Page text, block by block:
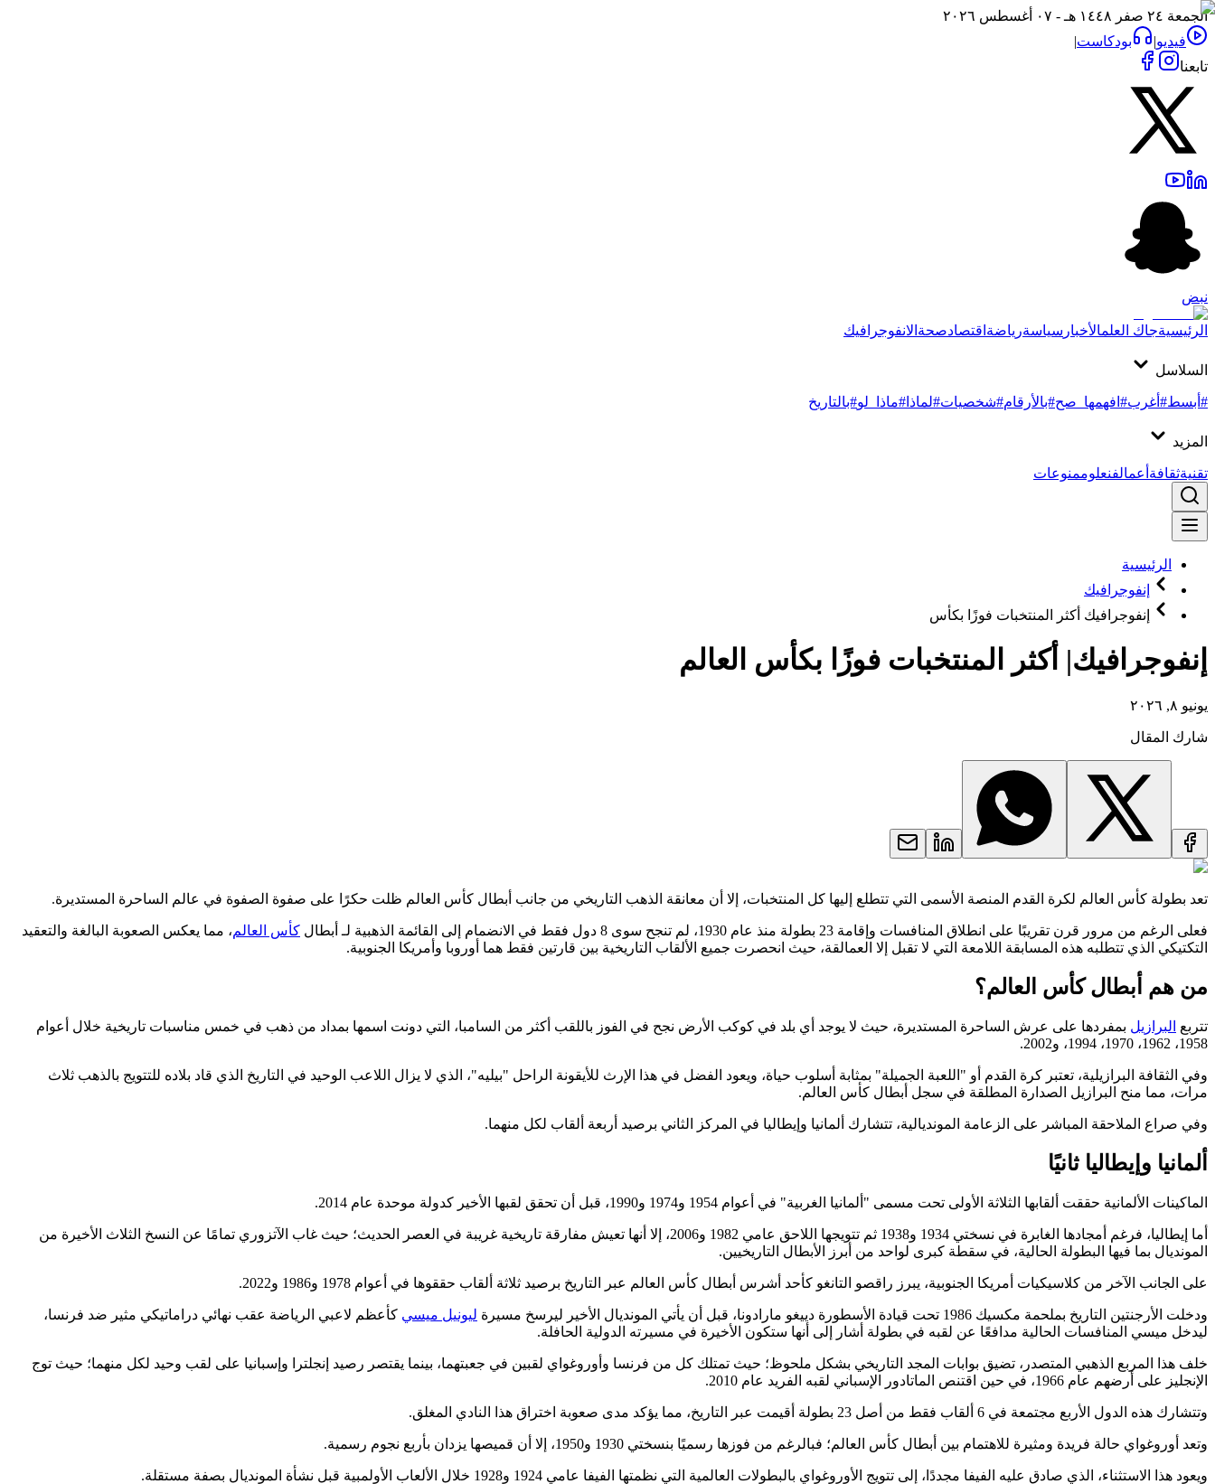
الجمعة ٢٤ صفر ١٤٤٨ هـ - ٠٧ أغسطس ٢٠٢٦
فيديو| بودكاست|
تابعنا
نبض
الرئيسيةجاك العلمالأخبار سياسةرياضة اقتصادصحة الانفوجرافيك
السلاسل
#أبسط#أغرب#افهمها_صح#بالأرقام#شخصيات#لماذا #ماذا_لو#بالتاريخ
المزيد
تقنيةثقافة أعمالفنعلوممنوعات
الرئيسية
إنفوجرافيك
إنفوجرافيك أكثر المنتخبات فوزًا بكأس
إنفوجرافيك| أكثر المنتخبات فوزًا بكأس العالم
يونيو ٨, ٢٠٢٦
شارك المقال
تعد بطولة كأس العالم لكرة القدم المنصة الأسمى التي تتطلع إليها كل المنتخبات، إلا أن معانقة الذهب التاريخي من جانب أبطال كأس العالم ظلت حكرًا على صفوة الصفوة في عالم الساحرة المستديرة.
فعلى الرغم من مرور قرن تقريبًا على انطلاق المنافسات وإقامة 23 بطولة منذ عام 1930، لم تنجح سوى 8 دول فقط في الانضمام إلى القائمة الذهبية لـ أبطال كأس العالم، مما يعكس الصعوبة البالغة والتعقيد
التكتيكي الذي تتطلبه هذه المسابقة اللامعة التي لا تقبل إلا العمالقة، حيث انحصرت جميع الألقاب التاريخية بين قارتين فقط هما أوروبا وأمريكا الجنوبية.
من هم أبطال كأس العالم؟
تتربع البرازيل بمفردها على عرش الساحرة المستديرة، حيث لا يوجد أي بلد في كوكب الأرض نجح في الفوز باللقب أكثر من السامبا، التي دونت اسمها بمداد من ذهب في خمس مناسبات تاريخية خلال أعوام
1958، 1962، 1970، 1994، و2002.
وفي الثقافة البرازيلية، تعتبر كرة القدم أو "اللعبة الجميلة" بمثابة أسلوب حياة، ويعود الفضل في هذا الإرث للأيقونة الراحل "بيليه"، الذي لا يزال اللاعب الوحيد في التاريخ الذي قاد بلاده للتتويج بالذهب ثلاث
مرات، مما منح البرازيل الصدارة المطلقة في سجل أبطال كأس العالم.
وفي صراع الملاحقة المباشر على الزعامة المونديالية، تتشارك ألمانيا وإيطاليا في المركز الثاني برصيد أربعة ألقاب لكل منهما.
ألمانيا وإيطاليا ثانيًا
الماكينات الألمانية حققت ألقابها الثلاثة الأولى تحت مسمى "ألمانيا الغربية" في أعوام 1954 و1974 و1990، قبل أن تحقق لقبها الأخير كدولة موحدة عام 2014.
أما إيطاليا، فرغم أمجادها الغابرة في نسختي 1934 و1938 ثم تتويجها اللاحق عامي 1982 و2006، إلا أنها تعيش مفارقة تاريخية غريبة في العصر الحديث؛ حيث غاب الآتزوري تمامًا عن النسخ الثلاث الأخيرة من
المونديال بما فيها البطولة الحالية، في سقطة كبرى لواحد من أبرز الأبطال التاريخيين.
على الجانب الآخر من كلاسيكيات أمريكا الجنوبية، يبرز راقصو التانغو كأحد أشرس أبطال كأس العالم عبر التاريخ برصيد ثلاثة ألقاب حققوها في أعوام 1978 و1986 و2022.
ودخلت الأرجنتين التاريخ بملحمة مكسيك 1986 تحت قيادة الأسطورة دييغو مارادونا، قبل أن يأتي المونديال الأخير ليرسخ مسيرة ليونيل ميسي كأعظم لاعبي الرياضة عقب نهائي دراماتيكي مثير ضد فرنسا،
ليدخل ميسي المنافسات الحالية مدافعًا عن لقبه في بطولة أشار إلى أنها ستكون الأخيرة في مسيرته الدولية الحافلة.
خلف هذا المربع الذهبي المتصدر، تضيق بوابات المجد التاريخي بشكل ملحوظ؛ حيث تمتلك كل من فرنسا وأوروغواي لقبين في جعبتهما، بينما يقتصر رصيد إنجلترا وإسبانيا على لقب وحيد لكل منهما؛ حيث توج
الإنجليز على أرضهم عام 1966، في حين اقتنص الماتادور الإسباني لقبه الفريد عام 2010.
وتتشارك هذه الدول الأربع مجتمعة في 6 ألقاب فقط من أصل 23 بطولة أقيمت عبر التاريخ، مما يؤكد مدى صعوبة اختراق هذا النادي المغلق.
وتعد أوروغواي حالة فريدة ومثيرة للاهتمام بين أبطال كأس العالم؛ فبالرغم من فوزها رسميًا بنسختي 1930 و1950، إلا أن قميصها يزدان بأربع نجوم رسمية.
ويعود هذا الاستثناء، الذي صادق عليه الفيفا مجددًا، إلى تتويج الأوروغواي بالبطولات العالمية التي نظمتها الفيفا عامي 1924 و1928 خلال الألعاب الأولمبية قبل نشأة المونديال بصفة مستقلة.